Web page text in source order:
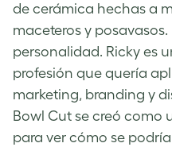
de cerámica hechas a
maceteros y
personalidad. Ricky es
profesión que quería
marketing, branding y
Bowl Cut se creó como
para ver cómo se